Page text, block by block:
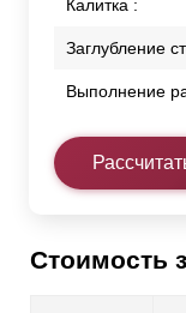
Калитка :
Заглубление
Выполнение
Стоимость